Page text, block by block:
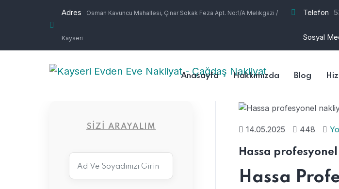
Adres Osman Kavuncu Mahallesi, Çınar Sokak Feza Apt. No:1/A Melikgazi /
Kayseri
Telefon
Sosyal
Anasayfa Hakkımızda Blog
14.05.2025 448
Hassa
Hassa
SIZI ARAYALIM